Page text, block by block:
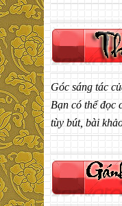
Góc sáng tác
Bạn có thể đọc
tùy bút, bài